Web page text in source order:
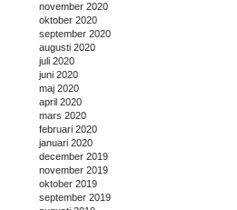
november 2020
oktober 2020
september 2020
augusti 2020
juli 2020
juni 2020
maj 2020
april 2020
mars 2020
februari 2020
januari 2020
december 2019
november 2019
oktober 2019
september 2019